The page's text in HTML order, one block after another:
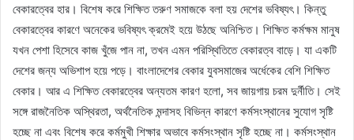
বেকারত্বের হার। বিশেষ করে শিক্ষিত তরুণ সমাজকে বলা হয় দেশের ভবিষ্যৎ। কিন্তু
বেকারত্বের কারণে অনেকের ভবিষ্যৎ ক্রমেই হয়ে উঠছে অনিশ্চিত। শিক্ষিত কর্মক্ষম মানুষ
যখন পেশা হিসেবে কাজ খুঁজে পান না, তখন এমন পরিস্থিতিতে বেকারত্ব বাড়ে। যা একটি
দেশের জন্য অভিশাপ হয়ে পড়ে। বাংলাদেশের বেকার যুবসমাজের অর্ধেকের বেশি শিক্ষিত
বেকার। আর এ শিক্ষিত বেকারত্বের অন্যতম কারণ হলো, সব জায়গায় চরম দুর্নীতি। সেই
সঙ্গে রাজনৈতিক অস্থিরতা, অর্থনৈতিক মন্দাসহ বিভিন্ন কারণে কর্মসংস্থানের সুযোগ সৃষ্টি
হচ্ছে না এবং বিশেষ করে কর্মমুখী শিক্ষার অভাবে কর্মসংস্থান সৃষ্টি হচ্ছে না। কর্মসংস্থান